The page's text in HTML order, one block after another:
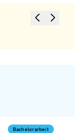
Bachelorarbeit